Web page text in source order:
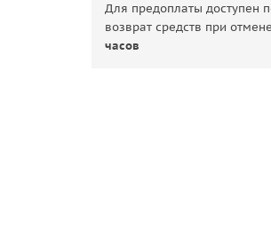
Для предоплаты доступен
возврат средств при
часов